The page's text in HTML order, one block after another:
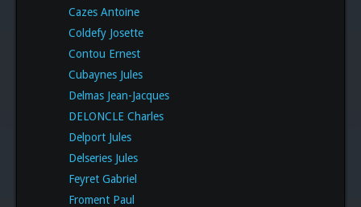
Cazes Antoine
Coldefy Josette
Contou Ernest
Cubaynes Jules
Delmas Jean-Jacques
DELONCLE Charles
Delport Jules
Delseries Jules
Feyret Gabriel
Froment Paul